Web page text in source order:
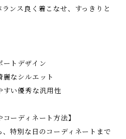
ンス良く着こなせ、すっきりと
ートデザイン
麗なシルエット
すい優秀な汎用性
ーディネート方法】
、特別な日のコーディネートまで